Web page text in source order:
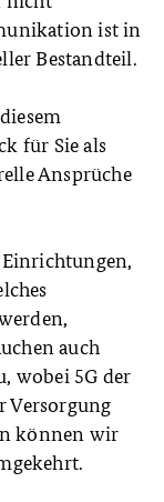
ist in
Bestandteil.
für Sie als
Ansprüche
auch
wobei 5G der
Versorgung
können wir